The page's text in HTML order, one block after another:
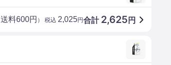
合計 2,625 円
送料600円 ） 税込 2,025円